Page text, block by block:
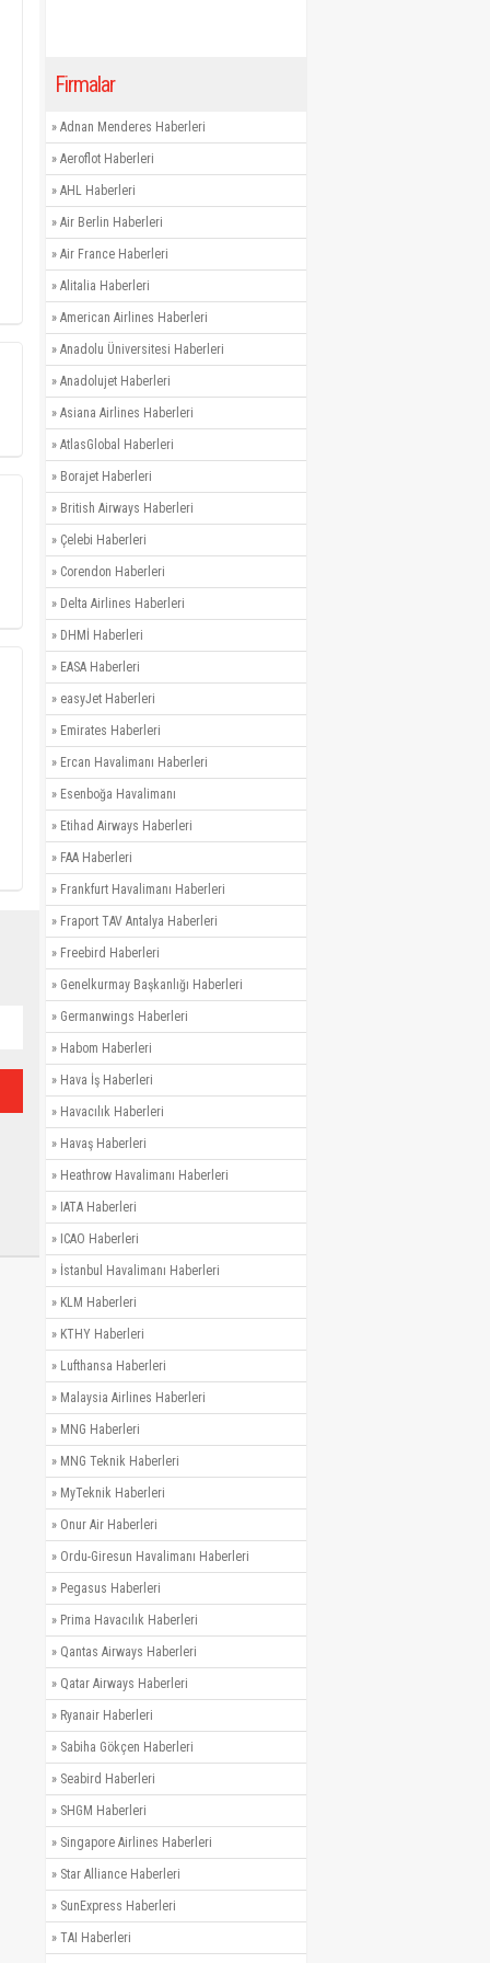
Firmalar
» Adnan Menderes Haberleri
» Aeroflot Haberleri
» AHL Haberleri
» Air Berlin Haberleri
» Air France Haberleri
» Alitalia Haberleri
» American Airlines Haberleri
» Anadolu Üniversitesi Haberleri
» Anadolujet Haberleri
» Asiana Airlines Haberleri
» AtlasGlobal Haberleri
» Borajet Haberleri
» British Airways Haberleri
» Çelebi Haberleri
» Corendon Haberleri
» Delta Airlines Haberleri
» DHMİ Haberleri
» EASA Haberleri
» easyJet Haberleri
» Emirates Haberleri
» Ercan Havalimanı Haberleri
» Esenboğa Havalimanı
» Etihad Airways Haberleri
» FAA Haberleri
» Frankfurt Havalimanı Haberleri
» Fraport TAV Antalya Haberleri
» Freebird Haberleri
» Genelkurmay Başkanlığı Haberleri
» Germanwings Haberleri
» Habom Haberleri
» Hava İş Haberleri
» Havacılık Haberleri
» Havaş Haberleri
» Heathrow Havalimanı Haberleri
» IATA Haberleri
» ICAO Haberleri
» İstanbul Havalimanı Haberleri
» KLM Haberleri
» KTHY Haberleri
» Lufthansa Haberleri
» Malaysia Airlines Haberleri
» MNG Haberleri
» MNG Teknik Haberleri
» MyTeknik Haberleri
» Onur Air Haberleri
» Ordu-Giresun Havalimanı Haberleri
» Pegasus Haberleri
» Prima Havacılık Haberleri
» Qantas Airways Haberleri
» Qatar Airways Haberleri
» Ryanair Haberleri
» Sabiha Gökçen Haberleri
» Seabird Haberleri
» SHGM Haberleri
» Singapore Airlines Haberleri
» Star Alliance Haberleri
» SunExpress Haberleri
» TAI Haberleri